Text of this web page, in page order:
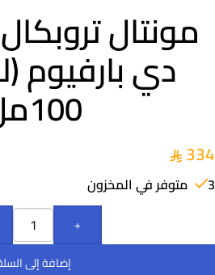
مونتال
دي بارفيوم
100مل
334
3 متوفر في المخزون
+
إضافة إلى